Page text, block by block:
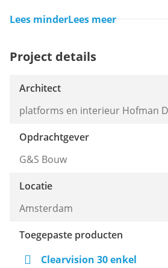
Lees minderLees meer
Project details
Architect
platforms en interieur Hofman
Opdrachtgever
G&S Bouw
Locatie
Amsterdam
Toegepaste producten
Clearvision 30 enkel